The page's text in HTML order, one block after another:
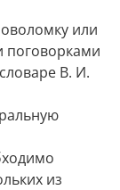
или
поговорками
В. И.
из